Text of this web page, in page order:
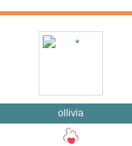
ollivia